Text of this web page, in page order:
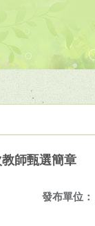
師甄選簡章
發布單位：